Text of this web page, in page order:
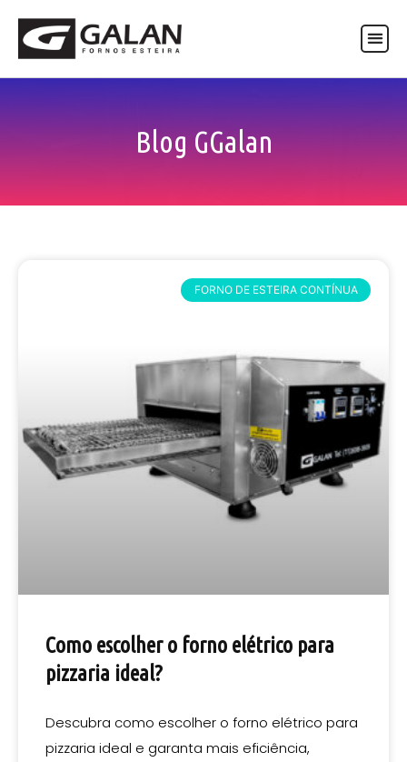
Blog GGalan
FORNO DE ESTEIRA CONTÍNUA
Como escolher o forno elétrico para
pizzaria ideal?
Descubra como escolher o forno elétrico para
pizzaria ideal e garanta mais eficiência,